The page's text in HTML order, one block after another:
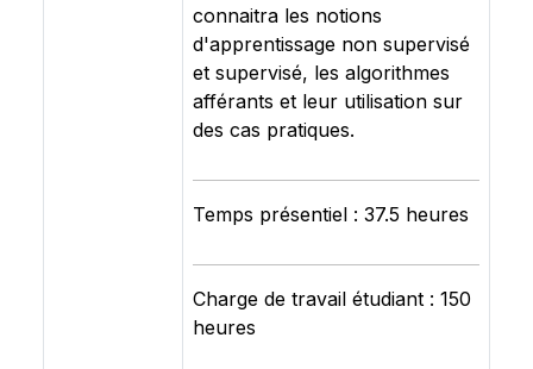
connaitra les notions
d'apprentissage non supervisé
et supervisé, les algorithmes
afférants et leur utilisation sur
des cas pratiques.
Temps présentiel : 37.5 heures
Charge de travail étudiant : 150
heures